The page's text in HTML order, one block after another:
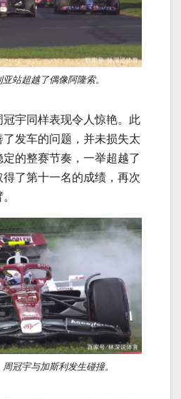
站超越了偶像阿隆索。
宇同样表现令人惊艳。此
发车的问题，并未损失太
的整赛节奏，一举超越了
了第十一名的成绩，再次
冠宇与加斯利发生碰撞。